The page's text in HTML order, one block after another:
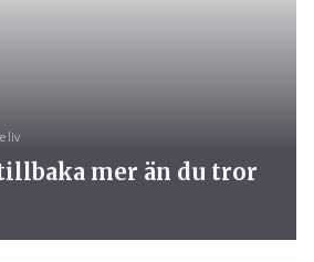
liv
mer än du tror